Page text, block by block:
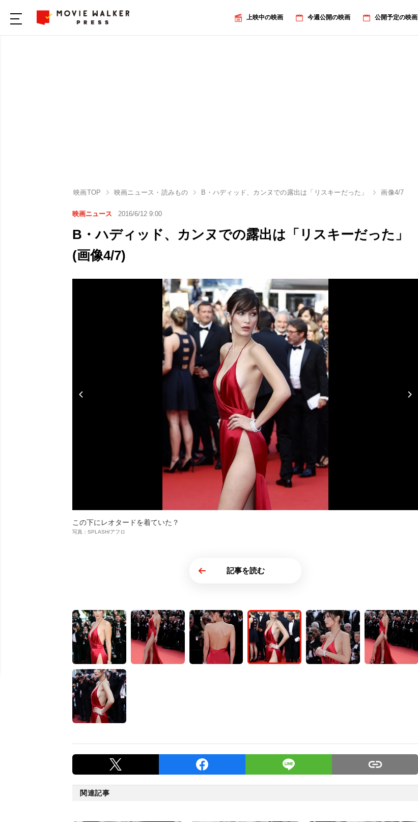
上映中の映画 今週公開の映画 公開予定の映画
映画TOP 映画ニュース・読みもの B・ハディッド、カンヌでの露出は「リスキーだった」 画像4/7
映画ニュース 2016/6/12 9:00
B・ハディッド、カンヌでの露出は「リスキーだった」
(画像4/7)
この下にレオタードを着ていた？
写真：SPLASH/アフロ
記事を読む
関連記事